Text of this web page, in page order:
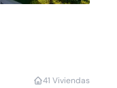
41 Viviendas